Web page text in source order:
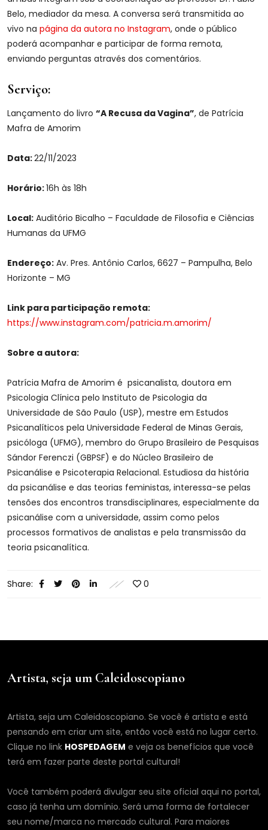
Belo, mediador da mesa. A conversa será transmitida ao
vivo na página da autora no Instagram, onde o público
poderá acompanhar e participar de forma remota,
enviando perguntas através dos comentários.
Serviço:
Lançamento do livro “A Recusa da Vagina”, de Patrícia
Mafra de Amorim
Data:22/11/2023
Horário:16h às 18h
Local: Auditório Bicalho – Faculdade de Filosofia e Ciências
Humanas da UFMG
Endereço: Av. Pres. Antônio Carlos, 6627 – Pampulha, Belo
Horizonte – MG
Link para participação remota:
https://www.instagram.com/patricia.m.amorim/
Sobre a autora:
Patrícia Mafra de Amorim é psicanalista, doutora em
Psicologia Clínica pelo Instituto de Psicologia da
Universidade de São Paulo (USP), mestre em Estudos
Psicanalíticos pela Universidade Federal de Minas Gerais,
psicóloga (UFMG), membro do Grupo Brasileiro de Pesquisas
Sándor Ferenczi (GBPSF) e do Núcleo Brasileiro de
Psicanálise e Psicoterapia Relacional. Estudiosa da história
da psicanálise e das teorias feministas, interessa-se pelas
tensões dos encontros transdisciplinares, especialmente da
psicanálise com a universidade, assim como pelos
processos formativos de analistas e pela transmissão da
teoria psicanalítica.
Share: 0
Artista, seja um Caleidoscopiano
Artista, seja um Caleidoscopiano. Se você é artista e está
pensando em criar um site, então você está no lugar certo.
Clique no link HOSPEDAGEM e veja os benefícios que você
terá em fazer parte deste portal cultural!
Você também poderá divulgar seu site oficial aqui no portal,
caso já tenha um domínio. Será uma forma de fortalecer
seu nome/marca no mercado cultural. Para maiores